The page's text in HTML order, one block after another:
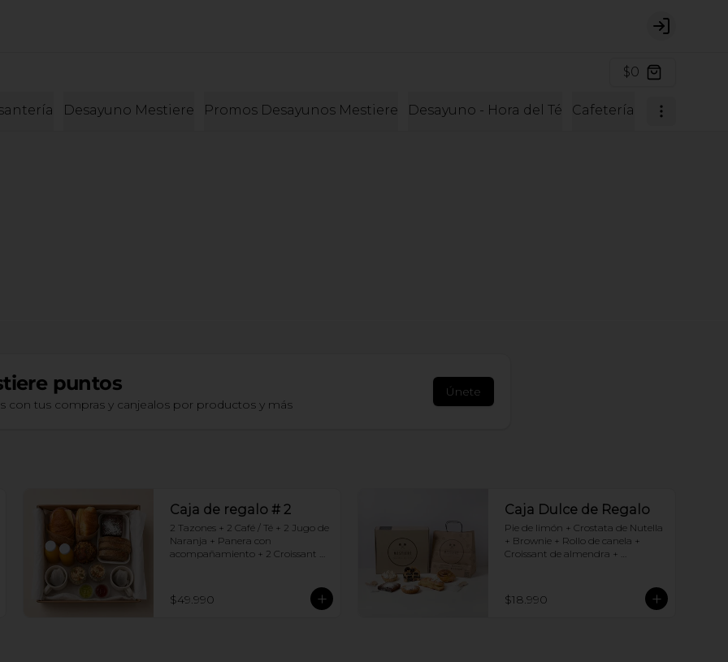
Login
$0
Desayuno Mestiere Promos Desayunos Mestiere Desayuno - Hora del Té Cafetería Cafetería y
puntos
con tus compras y canjealos por productos y más
Únete
Caja de regalo # 2
2 Tazones + 2 Café / Té + 2 Jugo de
Naranja + Panera con
acompañamiento + 2 Croissant
Arándano
$49.990
Caja Dulce de Regalo
Pie de limón + Crostata de Nutella
+ Brownie + Rollo de canela +
Croissant de almendra +
$18.990